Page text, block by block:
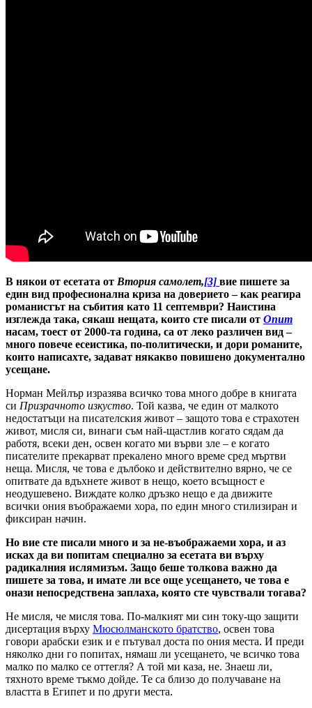
В някои от есетата от Втория самолет,[3] вие пишете за
един вид професионална криза на доверието – как реагира
романистът на събития като 11 септември? Наистина
изглежда така, сякаш нещата, които сте писали от Опит
насам, тоест от 2000-та година, са от леко различен вид –
много повече есеистика, по-политически, и дори романите,
които написахте, задават някакво повишено документално
усещане.
Норман Мейлър изразява всичко това много добре в книгата
си Призрачното изкуство. Той казва, че един от малкото
недостатъци на писателския живот – защото това е страхотен
живот, мисля си, винаги съм най-щастлив когато сядам да
работя, всеки ден, освен когато ми върви зле – е когато
писателите прекарват прекалено много време сред мъртви
неща. Мисля, че това е дълбоко и действително вярно, че се
опитвате да вдъхнете живот в нещо, което всъщност е
неодушевено. Виждате колко дръзко нещо е да движите
всички ония въображаеми хора, по един много стилизиран и
фиксиран начин.
Но вие сте писали много и за не-въображаеми хора, и аз
исках да ви попитам специално за есетата ви върху
радикалния ислямизъм. Защо беше толкова важно да
пишете за това, и имате ли все още усещането, че това е
онази непосредствена заплаха, която сте чувствали тогава?
Не мисля, че мисля това. По-малкият ми син току-що защити
дисертация върху Мюсюлманското братство, освен това
говори арабски език и е пътувал доста по ония места. И преди
няколко дни го попитах, нямаш ли усещането, че всичко това
малко по малко се оттегля? А той ми каза, не. Знаеш ли,
тяхното време тъкмо дойде. Те са близо до получаване на
властта в Египет и по други места.